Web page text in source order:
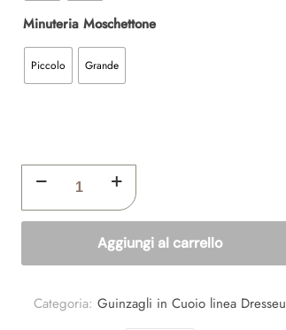
Minuteria Moschettone
Piccolo Grande
GUINZAGLIO
"LINEA
DRESSEUR"
Aggiungi al carrello
Categoria: Guinzagli in Cuoio linea